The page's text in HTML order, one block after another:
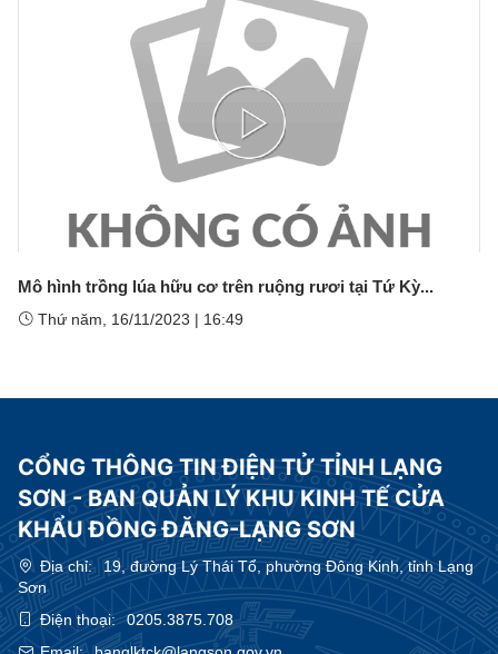
Play
Video
Mô hình trồng lúa hữu cơ trên ruộng rươi tại Tứ Kỳ...
Thứ năm, 16/11/2023 | 16:49
CỔNG THÔNG TIN ĐIỆN TỬ TỈNH LẠNG
SƠN - BAN QUẢN LÝ KHU KINH TẾ CỬA
KHẨU ĐỒNG ĐĂNG-LẠNG SƠN
Địa chỉ:
19, đường Lý Thái Tổ, phường Đông Kinh, tỉnh Lạng
Sơn
Điện thoại:
0205.3875.708